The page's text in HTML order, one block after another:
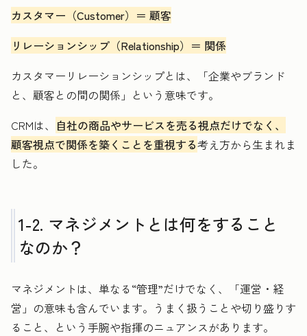
カスタマー（Customer）＝ 顧客
リレーションシップ（Relationship）＝ 関係
カスタマーリレーションシップとは、「企業やブランド
と、顧客との間の関係」という意味です。
CRMは、
自社の商品やサービスを売る視点だけでなく、
顧客視点で関係を築くことを重視する考え方から生まれま
した。
1-2. マネジメントとは何をすること
なのか？
マネジメントは、単なる“管理”だけでなく、「運営・経
営」の意味も含んでいます。うまく扱うことや切り盛りす
ること、という手腕や指揮のニュアンスがあります。